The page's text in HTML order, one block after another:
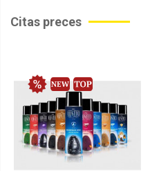
Citas preces